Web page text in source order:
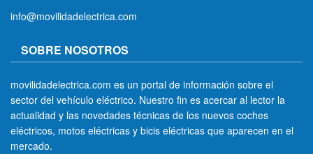
info@movilidadelectrica.com
SOBRE NOSOTROS
movilidadelectrica.com es un portal de información sobre el
sector del vehículo eléctrico. Nuestro fin es acercar al lector la
actualidad y las novedades técnicas de los nuevos coches
eléctricos, motos eléctricas y bicis eléctricas que aparecen en el
mercado.